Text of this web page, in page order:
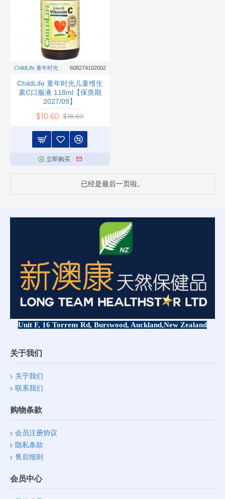
ChildLife 童年时光 608274102002
ChildLife 童年时光儿童维生
素C口服液 118ml【保质期
2027/09】
$10.60 $18.60
立即购买
已经是最后一页啦。
Unit F, 16 Torrens Rd, Burswood, Auckland,New Zealand
关于我们
关于我们
联系我们
购物条款
会员注册协议
隐私条款
售后细则
会员中心